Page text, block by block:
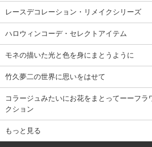
レースデコレーション・リメイクシリーズ
ハロウィンコーデ・セレクトアイテム
モネの描いた光と色を身にまとうように
竹久夢二の世界に思いをはせて
コラージュみたいにお花をまとってーーフラ
クション
もっと見る